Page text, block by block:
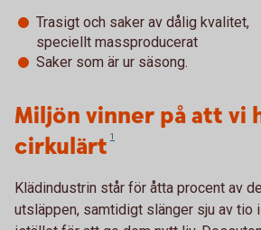
Trasigt och saker av dålig kvalitet,
speciellt massproducerat
Saker som är ur säsong.
Miljön vinner på att vi
cirkulärt 1
Klädindustrin står för åtta procent av
utsläppen, samtidigt slänger sju av tio